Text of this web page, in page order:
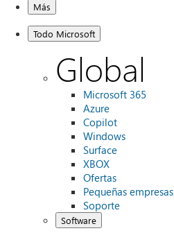
Más
Todo Microsoft
Global
Microsoft 365
Azure
Copilot
Windows
Surface
XBOX
Ofertas
Pequeñas empresas
Soporte
Software